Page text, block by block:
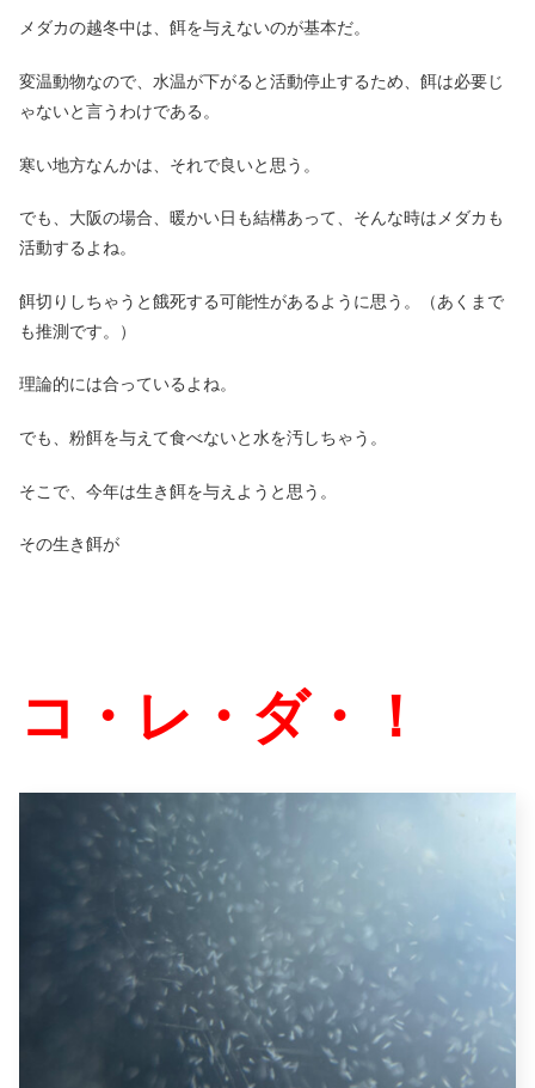
メダカの越冬中は、餌を与えないのが基本だ。
変温動物なので、水温が下がると活動停止するため、餌は必要じ
ゃないと言うわけである。
寒い地方なんかは、それで良いと思う。
でも、大阪の場合、暖かい日も結構あって、そんな時はメダカも
活動するよね。
餌切りしちゃうと餓死する可能性があるように思う。（あくまで
も推測です。）
理論的には合っているよね。
でも、粉餌を与えて食べないと水を汚しちゃう。
そこで、今年は生き餌を与えようと思う。
その生き餌が
コ・レ・ダ・！